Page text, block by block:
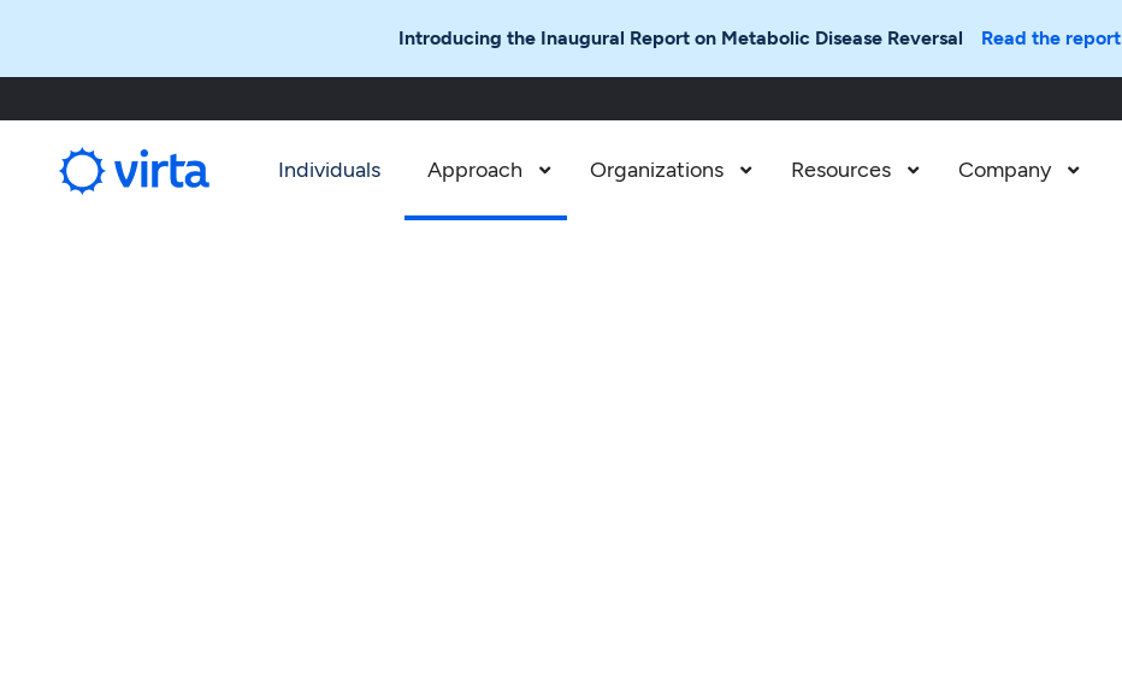
Introducing the Inaugural Report on Metabolic Disease Reversal Read the report
Individuals Approach  Organizations  Resources  Company 